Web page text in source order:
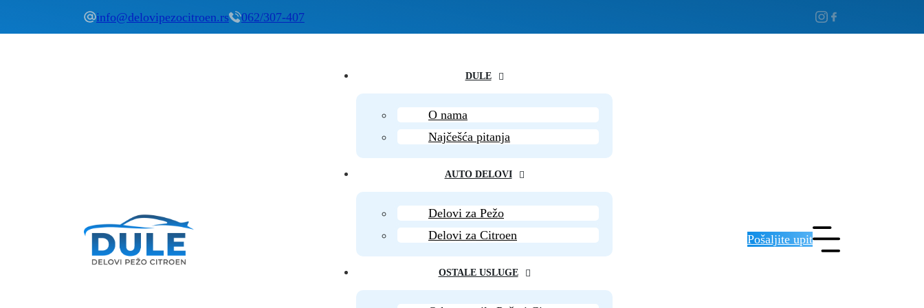
info@delovipezocitroen.rs 062/307-407
DULE
O nama
Najčešća pitanja
AUTO DELOVI
Delovi za Pežo
Delovi za Citroen
OSTALE USLUGE
Pošaljite upit